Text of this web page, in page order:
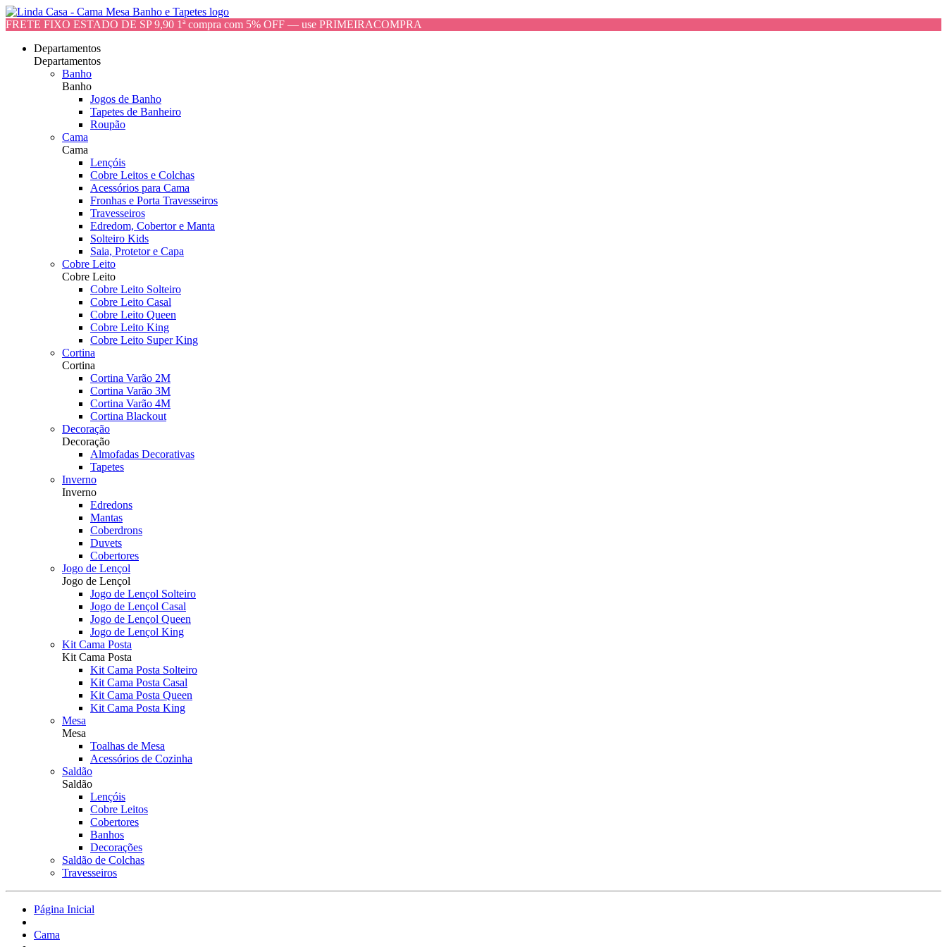
FRETE FIXO ESTADO DE SP 9,90 1ª compra com 5% OFF — use PRIMEIRACOMPRA
Departamentos
Departamentos
Banho
Banho
Jogos de Banho
Tapetes de Banheiro
Roupão
Cama
Cama
Lençóis
Cobre Leitos e Colchas
Acessórios para Cama
Fronhas e Porta Travesseiros
Travesseiros
Edredom, Cobertor e Manta
Solteiro Kids
Saia, Protetor e Capa
Cobre Leito
Cobre Leito
Cobre Leito Solteiro
Cobre Leito Casal
Cobre Leito Queen
Cobre Leito King
Cobre Leito Super King
Cortina
Cortina
Cortina Varão 2M
Cortina Varão 3M
Cortina Varão 4M
Cortina Blackout
Decoração
Decoração
Almofadas Decorativas
Tapetes
Inverno
Inverno
Edredons
Mantas
Coberdrons
Duvets
Cobertores
Jogo de Lençol
Jogo de Lençol
Jogo de Lençol Solteiro
Jogo de Lençol Casal
Jogo de Lençol Queen
Jogo de Lençol King
Kit Cama Posta
Kit Cama Posta
Kit Cama Posta Solteiro
Kit Cama Posta Casal
Kit Cama Posta Queen
Kit Cama Posta King
Mesa
Mesa
Toalhas de Mesa
Acessórios de Cozinha
Saldão
Saldão
Lençóis
Cobre Leitos
Cobertores
Banhos
Decorações
Saldão de Colchas
Travesseiros
Página Inicial
Cama